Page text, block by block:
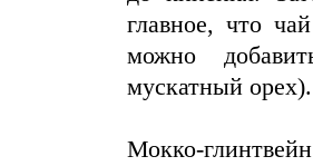
главное, что
можно
мускатный орех).
Мокко-глинтвейн